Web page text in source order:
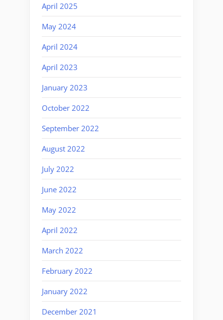
April 2025
May 2024
April 2024
April 2023
January 2023
October 2022
September 2022
August 2022
July 2022
June 2022
May 2022
April 2022
March 2022
February 2022
January 2022
December 2021